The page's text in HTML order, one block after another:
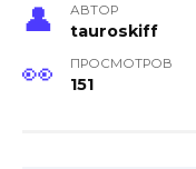
АВТОР
tauroskiff
ПРОСМОТРОВ
151